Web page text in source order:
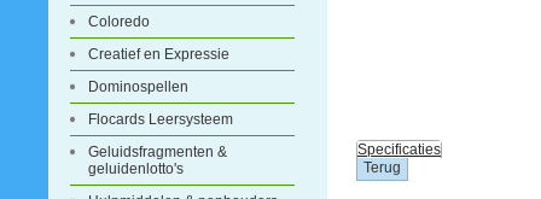
Coloredo
Creatief en Expressie
Dominospellen
Flocards Leersysteem
Geluidsfragmenten &
geluidenlotto's
Specificaties